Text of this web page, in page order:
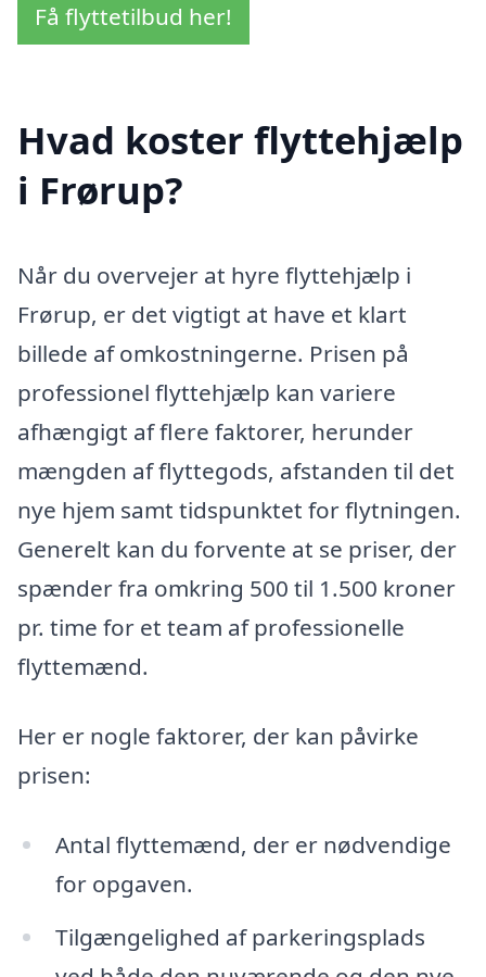
Få flyttetilbud her!
Hvad koster flyttehjælp
i Frørup?
Når du overvejer at hyre flyttehjælp i
Frørup, er det vigtigt at have et klart
billede af omkostningerne. Prisen på
professionel flyttehjælp kan variere
afhængigt af flere faktorer, herunder
mængden af flyttegods, afstanden til det
nye hjem samt tidspunktet for flytningen.
Generelt kan du forvente at se priser, der
spænder fra omkring 500 til 1.500 kroner
pr. time for et team af professionelle
flyttemænd.
Her er nogle faktorer, der kan påvirke
prisen:
Antal flyttemænd, der er nødvendige
for opgaven.
Tilgængelighed af parkeringsplads